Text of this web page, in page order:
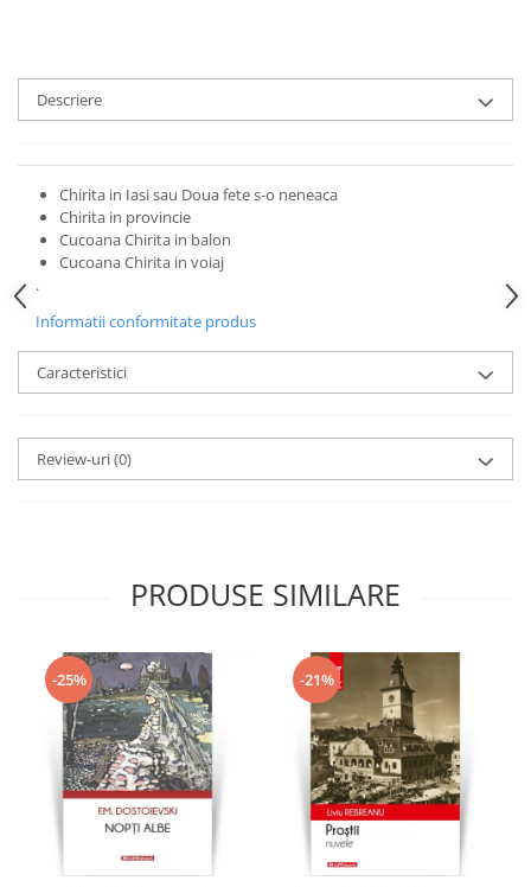
Descriere
Chirita in Iasi sau Doua fete s-o neneaca
Chirita in provincie
Cucoana Chirita in balon
Cucoana Chirita in voiaj
.
Informatii conformitate produs
Caracteristici
Review-uri(0)
PRODUSE SIMILARE
-25% -21%